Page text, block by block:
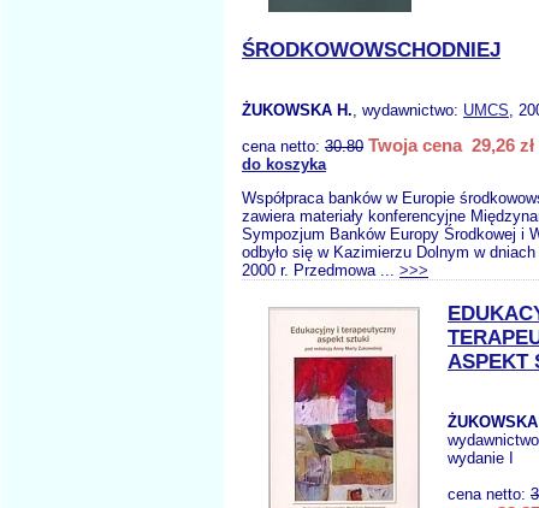
ŚRODKOWOWSCHODNIEJ
ŻUKOWSKA H., wydawnictwo: UMCS,
cena netto: 30.80 Twoja cena 29,26 zł
do koszyka
Współpraca banków w Europie
zawiera materiały konferencyjne
Sympozjum Banków Europy Środkowej i
odbyło się w Kazimierzu Dolnym w
2000 r. Przedmowa ... >>>
ASPEKT
wydanie I
cena netto: